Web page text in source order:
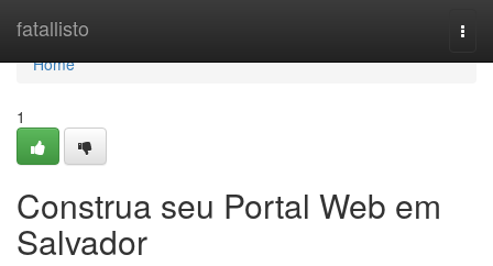
fatallisto
Home
Home
1
Construa seu Portal Web em
Salvador